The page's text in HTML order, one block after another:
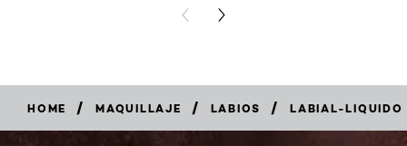
PREVIOUS CARD
NEXT CARD
HOME / MAQUILLAJE / LABIOS / LABIAL-LIQUIDO